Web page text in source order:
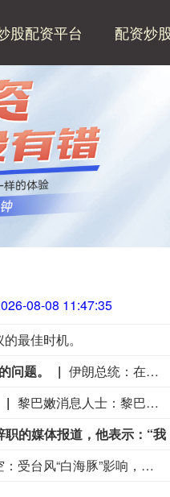
股配资平台 配资炒
08-08 11:47:37
最佳时机。
问题。
伊朗总统：在这种既非战争也非和平的局面下，经济状况是我最为关切的问题。
黎巴嫩消息人士：黎巴嫩坚持要求实现全面停火，才会重返罗马谈判。
泰国国际航空：受台风“白海豚”影响，多架航班取消。